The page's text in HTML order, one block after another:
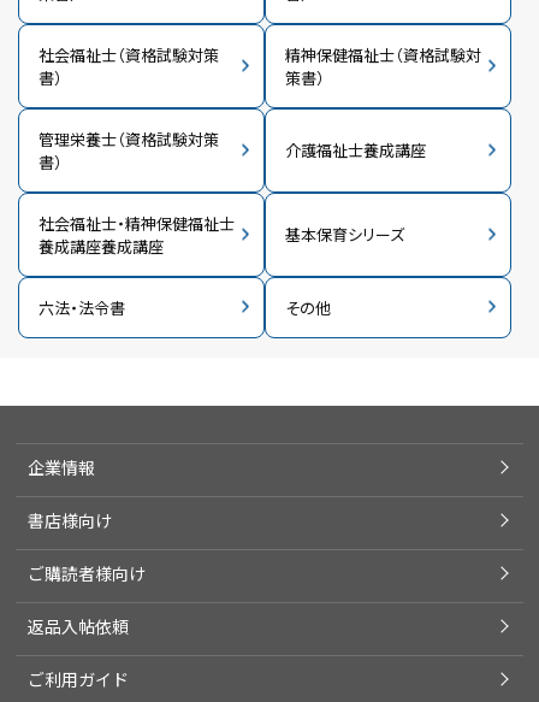
社会福祉士（資格試験対策
書）
精神保健福祉士（資格試験対
策書）
管理栄養士（資格試験対策
書）
介護福祉士養成講座
社会福祉士・精神保健福祉士
養成講座養成講座
基本保育シリーズ
六法・法令書 その他
企業情報
書店様向け
ご購読者様向け
返品入帖依頼
ご利用ガイド